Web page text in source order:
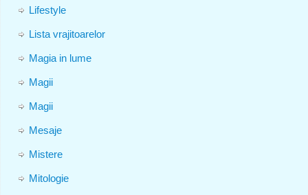
Lifestyle
Lista vrajitoarelor
Magia in lume
Magii
Magii
Mesaje
Mistere
Mitologie